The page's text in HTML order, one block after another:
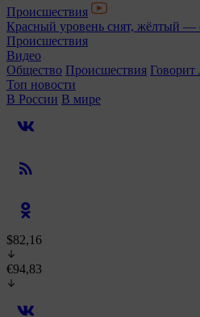
Происшествия
Красный уровень снят, жёлтый —
Происшествия
Видео
Общество Происшествия
Топ новости
В России В мире
$82,16
€94,83